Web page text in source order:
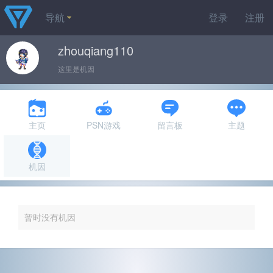
登录 注册
导航
zhouqiang110
这里是机因
主页 PSN游戏 留言板 主题
机因
暂时没有机因